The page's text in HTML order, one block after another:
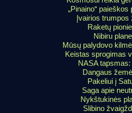
„Pinaino“ paieškos
Įvairios trumpos
Raketų
Nibiru
Mūsų palydovo
Keistas sprogimas
NASA tapsmas:
Dangaus
Pakeliui į
Saga apie
Nykštukinės
Slibino